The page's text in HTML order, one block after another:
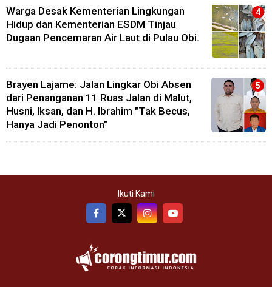
Warga Desak Kementerian Lingkungan
Hidup dan Kementerian ESDM Tinjau
Dugaan Pencemaran Air Laut di Pulau Obi.
Brayen Lajame: Jalan Lingkar Obi Absen
dari Penanganan 11 Ruas Jalan di Malut,
Husni, Iksan, dan H. Ibrahim "Tak Becus,
Hanya Jadi Penonton"
Ikuti Kami